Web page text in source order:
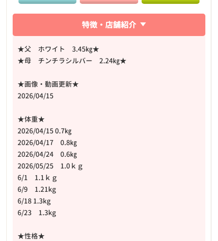
特徴・店舗紹介
★父 ホワイト 3.45㎏★
★母 チンチラシルバー 2.24㎏★
★画像・動画更新★
2026/04/15
★体重★
2026/04/15 0.7㎏
2026/04/17 0.8㎏
2026/04/24 0.6㎏
2026/05/25 1.0ｋｇ
6/1 1.1ｋｇ
6/9 1.21kg
6/18 1.3kg
6/23 1.3kg
★性格★